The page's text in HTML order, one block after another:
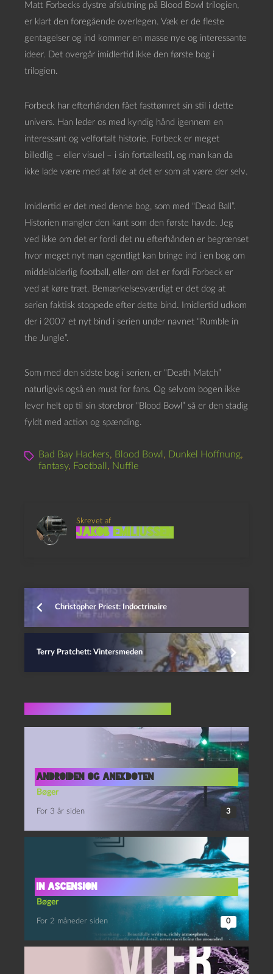
Matt Forbecks dystre afslutning på Blood Bowl trilogien,
er klart den foregående overlegen. Væk er de fleste
gentagelser og ind kommer en masse nye og interessante
ideer. Det overgår imidlertid ikke den første bog i
trilogien.
Forbeck har efterhånden fået fasttømret sin stil i dette
univers. Han leder os med kyndig hånd igennem en
interessant og velfortalt historie. Forbeck er meget
billedlig – eller visuel – i sin fortællestil, og man kan da
ikke lade være med at føle at det er som at være der selv.
Imidlertid er det med denne bog, som med “Dead Ball”.
Historien mangler den kant som den første havde. Jeg
ved ikke om det er fordi det nu efterhånden er begrænset
hvor meget nyt man egentligt kan bringe ind i en bog om
middelalderlig football, eller om det er fordi Forbeck er
ved at køre træt. Bemærkelsesværdigt er det dog at
serien faktisk stoppede efter dette bind. Imidlertid udkom
der i 2007 et nyt bind i serien under navnet “Rumble in
the Jungle”.
Som med den sidste bog i serien, er “Death Match”
naturligvis også en must for fans. Og selvom bogen ikke
lever helt op til sin storebror “Blood Bowl” så er den stadig
fyldt med action og spænding.
Bad Bay Hackers, Blood Bowl , Dunkel Hoffnung,
fantasy, Football , Nuffle
Skrevet af
Jakob Emiliussen
Christopher Priest: Indoctrinaire
Terry Pratchett: Vintersmeden
Androiden og anekdoten
Bøger
For 3 år siden 3
In Ascension
Bøger
For 2 måneder siden 0